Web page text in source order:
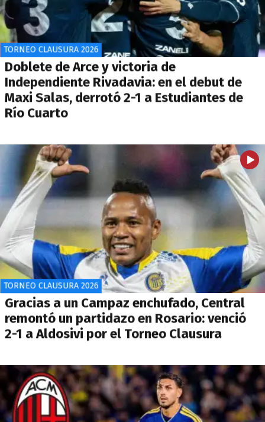
TORNEO CLAUSURA 2026
Doblete de Arce y victoria de
Independiente Rivadavia: en el debut de
Maxi Salas, derrotó 2-1 a Estudiantes de
Río Cuarto
TORNEO CLAUSURA 2026
Gracias a un Campaz enchufado, Central
remontó un partidazo en Rosario: venció
2-1 a Aldosivi por el Torneo Clausura